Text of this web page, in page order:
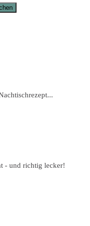
- und richtig lecker!